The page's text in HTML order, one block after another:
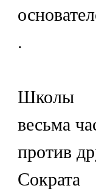
.
Школы
весьма
против
Сократа